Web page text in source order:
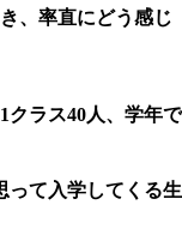
、率直にどう感じ
1クラス40人、学年で
って入学してくる生